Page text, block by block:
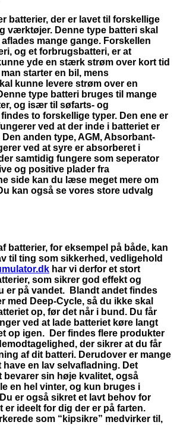
batterier, der er lavet til forskellige
værktøjer. Denne type batteri skal
mange gange. Forskellen
og et forbrugsbatteri, er at
yde en stærk strøm over kort tid
starter en bil, mens
kunne levere strøm over en
type batteri bruges til mange
og især til søfarts- og
to forskellige typer. Den ene er
ved at der inde i batteriet er
anden type, AGM, Absorbant-
ved at syre er absorberet i
samtidig fungere som seperator
og positive plader fra
side kan du læse meget mere om
kan også se vores store udvalg
batterier, for eksempel på både, kan
til ting som sikkerhed, vedligehold
har vi derfor et stort
som sikrer god effekt og
er på vandet. Blandt andet findes
med Deep-Cycle, så du ikke skal
op, før det når i bund. Du får
ved at lade batteriet køre langt
op igen. Der findes flere produkter
der sikrer at du får
af dit batteri. Derudover er mange
have en lav selvafladning. Det
bevarer sin høje kvalitet, også
en hel vinter, og kun bruges i
er også sikret et lavt behov for
er ideelt for dig der er på farten.
som “kipsikre” medvirker til,